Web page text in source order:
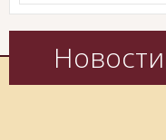
Новости